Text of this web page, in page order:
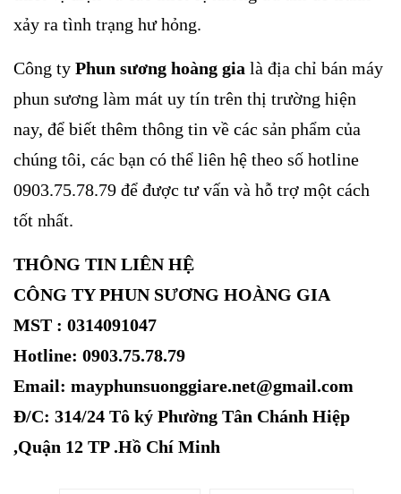
xảy ra tình trạng hư hỏng.
Công ty Phun sương hoàng gia là địa chỉ bán máy
phun sương làm mát uy tín trên thị trường hiện
nay, để biết thêm thông tin về các sản phẩm của
chúng tôi, các bạn có thể liên hệ theo số hotline
0903.75.78.79 để được tư vấn và hỗ trợ một cách
tốt nhất.
THÔNG TIN LIÊN HỆ
CÔNG TY PHUN SƯƠNG HOÀNG GIA
MST : 0314091047
Hotline: 0903.75.78.79
Email: mayphunsuonggiare.net@gmail.com
Đ/C: 314/24 Tô ký Phường Tân Chánh Hiệp
,Quận 12 TP .Hồ Chí Minh